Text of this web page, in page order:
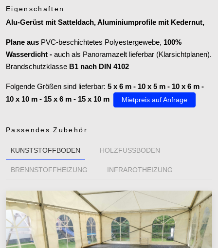
Eigenschaften
Alu-Gerüst mit Satteldach, Aluminiumprofile mit Kedernut,
Plane aus PVC-beschichtetes Polyestergewebe, 100%
Wasserdicht - auch als Panoramazelt lieferbar (Klarsichtplanen).
Brandschutzklasse B1 nach DIN 4102
Folgende Größen sind lieferbar: 5 x 6 m - 10 x 5 m - 10 x 6 m -
10 x 10 m - 15 x 6 m - 15 x 10 m
Mietpreis auf Anfrage
Passendes Zubehör
KUNSTSTOFFBODEN HOLZFUSSBODEN
BRENNSTOFFHEIZUNG INFRAROTHEIZUNG